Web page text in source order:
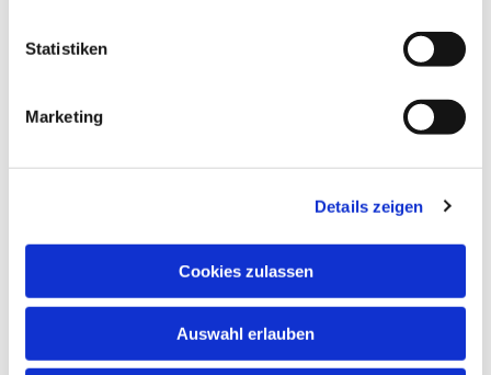
Statistiken
Marketing
Details zeigen
Cookies zulassen
Auswahl erlauben
Dies könnte Sie auch